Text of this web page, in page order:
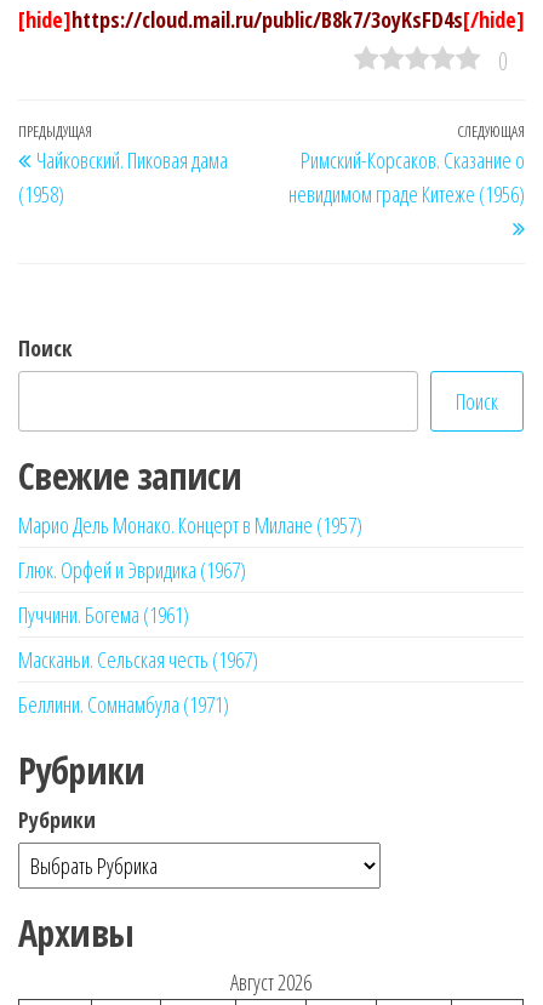
[hide]https://cloud.mail.ru/public/B8k7/3oyKsFD4s[/hide]
0
Навигация
по
записям
Предыдущая
запись
ПРЕДЫДУЩАЯ
Чайковский. Пиковая дама
(1958)
СЛЕДУЮЩАЯ
Римский-Корсаков. Сказание о
невидимом граде Китеже (1956)
Поиск
Поиск
Свежие записи
Марио Дель Монако. Концерт в Милане (1957)
Глюк. Орфей и Эвридика (1967)
Пуччини. Богема (1961)
Масканьи. Сельская честь (1967)
Беллини. Сомнамбула (1971)
Рубрики
Рубрики
Архивы
Август 2026